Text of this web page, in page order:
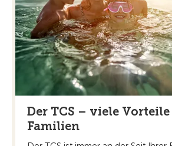
Der TCS – viele
Familien